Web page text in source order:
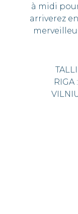
à midi
arriverez